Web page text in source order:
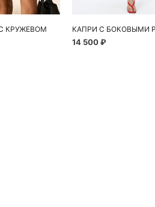
КРУЖЕВОМ
14 500 ₽